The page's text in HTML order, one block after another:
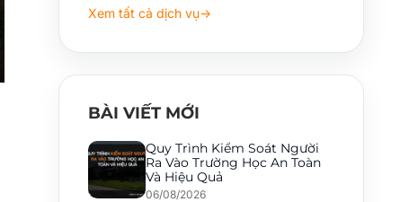
Xem tất cả dịch vụ→
BÀI VIẾT MỚI
Quy Trình Kiểm Soát Người
Ra Vào Trường Học An Toàn
Và Hiệu Quả
06/08/2026